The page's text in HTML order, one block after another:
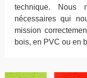
technique. Nous
nécessaires qui
mission
bois, en PVC ou en